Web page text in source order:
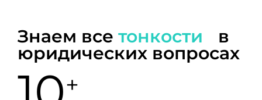
Знаем все тонкости в
юридических вопросах
+